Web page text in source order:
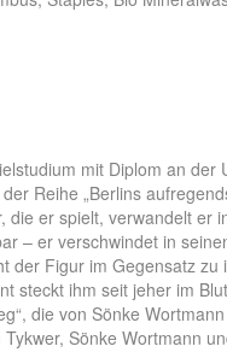
mit Diplom an
Reihe „Berlins
er spielt, verwandelt er
– er verschwindet in
der Figur im Gegensatz
steckt ihm seit jeher im
die von Sönke
Sönke Wortmann